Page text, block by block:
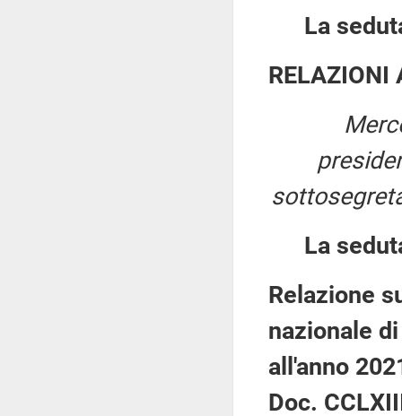
La
RELAZIONI
La
Relazione
nazionale
all'anno
Doc.